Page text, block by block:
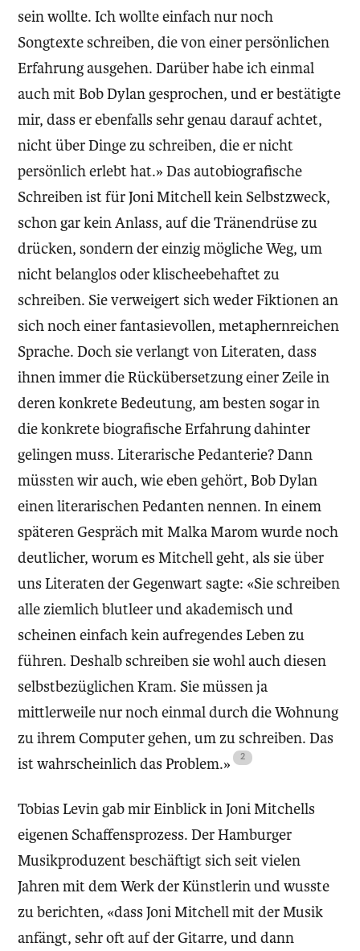
sein wollte. Ich wollte einfach nur noch
Songtexte schreiben, die von einer persönlichen
Erfahrung ausgehen. Darüber habe ich einmal
auch mit Bob Dylan gesprochen, und er bestätigte
mir, dass er ebenfalls sehr genau darauf achtet,
nicht über Dinge zu schreiben, die er nicht
persönlich erlebt hat.» Das autobiografische
Schreiben ist für Joni Mitchell kein Selbstzweck,
schon gar kein Anlass, auf die Tränendrüse zu
drücken, sondern der einzig mögliche Weg, um
nicht belanglos oder klischeebehaftet zu
schreiben. Sie verweigert sich weder Fiktionen an
sich noch einer fantasievollen, metaphernreichen
Sprache. Doch sie verlangt von Literaten, dass
ihnen immer die Rückübersetzung einer Zeile in
deren konkrete Bedeutung, am besten sogar in
die konkrete biografische Erfahrung dahinter
gelingen muss. Literarische Pedanterie? Dann
müssten wir auch, wie eben gehört, Bob Dylan
einen literarischen Pedanten nennen. In einem
späteren Gespräch mit Malka Marom wurde noch
deutlicher, worum es Mitchell geht, als sie über
uns Literaten der Gegenwart sagte: «Sie schreiben
alle ziemlich blutleer und akademisch und
scheinen einfach kein aufregendes Leben zu
führen. Deshalb schreiben sie wohl auch diesen
selbstbezüglichen Kram. Sie müssen ja
mittlerweile nur noch einmal durch die Wohnung
zu ihrem Computer gehen, um zu schreiben. Das
ist wahrscheinlich das Problem.»
Tobias Levin gab mir Einblick in Joni Mitchells
eigenen Schaffensprozess. Der Hamburger
Musikproduzent beschäftigt sich seit vielen
Jahren mit dem Werk der Künstlerin und wusste
zu berichten, «dass Joni Mitchell mit der Musik
anfängt, sehr oft auf der Gitarre, und dann